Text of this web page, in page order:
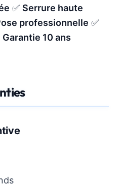
✅ Serrure haute
professionnelle ✅
Garantie 10 ans